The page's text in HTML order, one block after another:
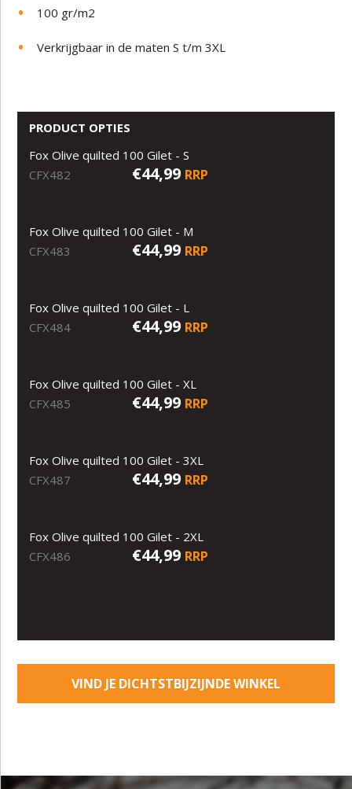
100 gr/m2
Verkrijgbaar in de maten S t/m 3XL
PRODUCT OPTIES
Fox Olive quilted 100 Gilet - S
CFX482
€44,99 RRP
Fox Olive quilted 100 Gilet - M
CFX483
€44,99 RRP
Fox Olive quilted 100 Gilet - L
CFX484
€44,99 RRP
Fox Olive quilted 100 Gilet - XL
CFX485
€44,99 RRP
Fox Olive quilted 100 Gilet - 3XL
CFX487
€44,99 RRP
Fox Olive quilted 100 Gilet - 2XL
CFX486
€44,99 RRP
VIND JE DICHTSTBIJZIJNDE WINKEL